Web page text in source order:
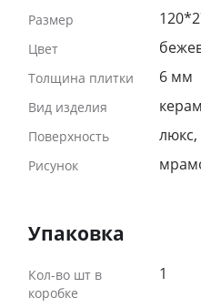
Размер
Цвет
Толщина плитки 6 мм
Вид изделия
Поверхность
Рисунок
Упаковка
Кол-во шт в
коробке
1